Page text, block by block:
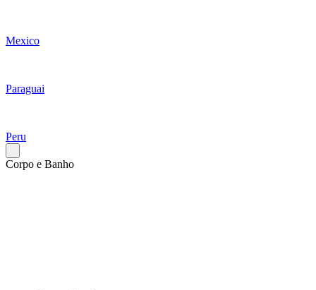
Mexico
Paraguai
Peru
Corpo e Banho